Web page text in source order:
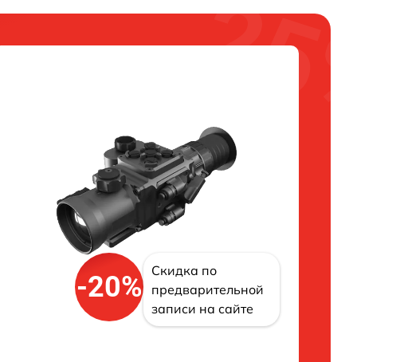
-20%
Скидка по
предварительной
записи на сайте